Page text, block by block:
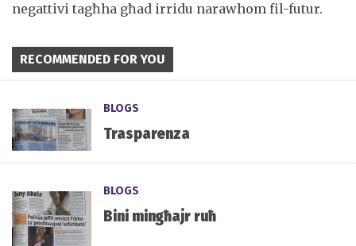
negattivi tagħha għad irridu narawhom fil-futur.
RECOMMENDED FOR YOU
BLOGS
Trasparenza
BLOGS
Bini mingħajr ruħ